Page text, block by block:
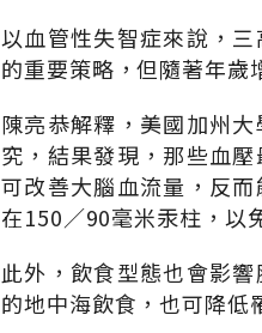
以血管性失智症來說，
的重要策略，但隨著年歲
陳亮恭解釋，美國加州
究，結果發現，那些血
可改善大腦血流量，反
在150∕90毫米汞柱，以
此外，飲食型態也會影
的地中海飲食，也可降低